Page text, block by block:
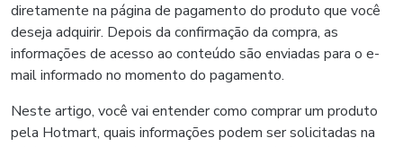
diretamente na página de pagamento do produto que você
deseja adquirir. Depois da confirmação da compra, as
informações de acesso ao conteúdo são enviadas para o e-
mail informado no momento do pagamento.
Neste artigo, você vai entender como comprar um produto
pela Hotmart, quais informações podem ser solicitadas na